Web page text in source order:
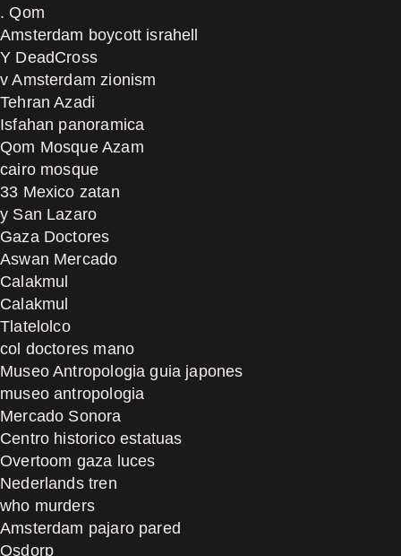
. Qom
Amsterdam boycott israhell
Y DeadCross
v Amsterdam zionism
Tehran Azadi
Isfahan panoramica
Qom Mosque Azam
cairo mosque
33 Mexico zatan
y San Lazaro
Gaza Doctores
Aswan Mercado
Calakmul
Calakmul
Tlatelolco
col doctores mano
Museo Antropologia guia japones
museo antropologia
Mercado Sonora
Centro historico estatuas
Overtoom gaza luces
Nederlands tren
who murders
Amsterdam pajaro pared
Osdorp